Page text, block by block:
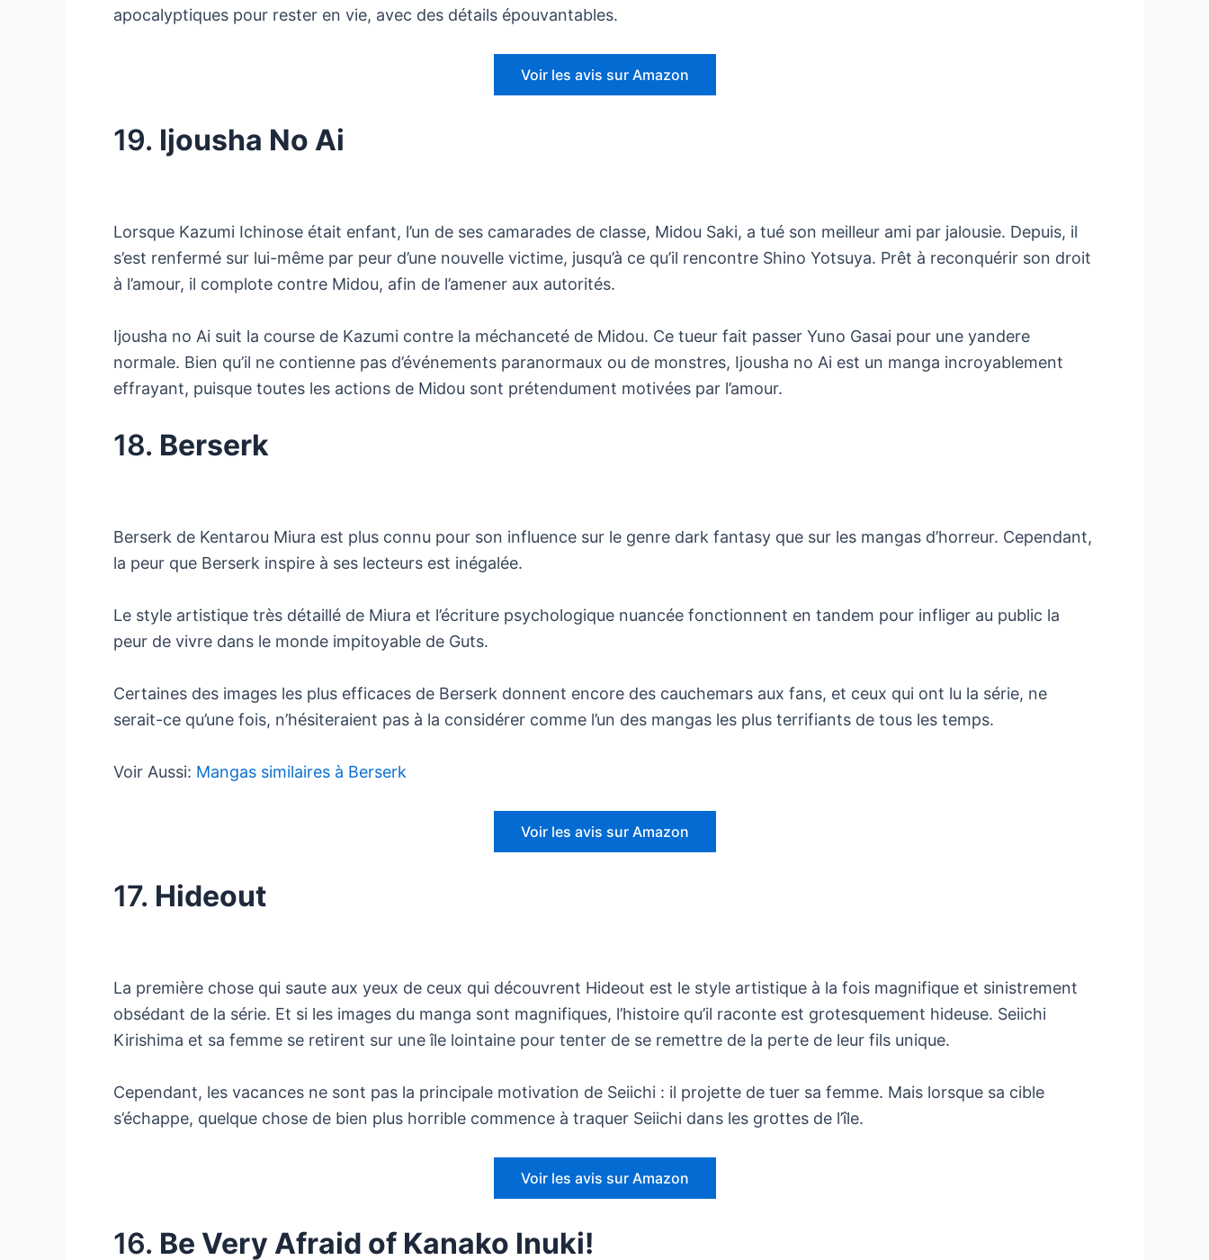
apocalyptiques pour rester en vie, avec des détails épouvantables.
Voir les avis sur Amazon
19. Ijousha No Ai
Lorsque Kazumi Ichinose était enfant, l’un de ses camarades de classe, Midou Saki, a tué son meilleur ami par jalousie. Depuis, il
s’est renfermé sur lui-même par peur d’une nouvelle victime, jusqu’à ce qu’il rencontre Shino Yotsuya. Prêt à reconquérir son droit
à l’amour, il complote contre Midou, afin de l’amener aux autorités.
Ijousha no Ai suit la course de Kazumi contre la méchanceté de Midou. Ce tueur fait passer Yuno Gasai pour une yandere
normale. Bien qu’il ne contienne pas d’événements paranormaux ou de monstres, Ijousha no Ai est un manga incroyablement
effrayant, puisque toutes les actions de Midou sont prétendument motivées par l’amour.
18. Berserk
Berserk de Kentarou Miura est plus connu pour son influence sur le genre dark fantasy que sur les mangas d’horreur. Cependant,
la peur que Berserk inspire à ses lecteurs est inégalée.
Le style artistique très détaillé de Miura et l’écriture psychologique nuancée fonctionnent en tandem pour infliger au public la
peur de vivre dans le monde impitoyable de Guts.
Certaines des images les plus efficaces de Berserk donnent encore des cauchemars aux fans, et ceux qui ont lu la série, ne
serait-ce qu’une fois, n’hésiteraient pas à la considérer comme l’un des mangas les plus terrifiants de tous les temps.
Voir Aussi: Mangas similaires à Berserk
Voir les avis sur Amazon
17. Hideout
La première chose qui saute aux yeux de ceux qui découvrent Hideout est le style artistique à la fois magnifique et sinistrement
obsédant de la série. Et si les images du manga sont magnifiques, l’histoire qu’il raconte est grotesquement hideuse. Seiichi
Kirishima et sa femme se retirent sur une île lointaine pour tenter de se remettre de la perte de leur fils unique.
Cependant, les vacances ne sont pas la principale motivation de Seiichi : il projette de tuer sa femme. Mais lorsque sa cible
s’échappe, quelque chose de bien plus horrible commence à traquer Seiichi dans les grottes de l’île.
Voir les avis sur Amazon
16. Be Very Afraid of Kanako Inuki!